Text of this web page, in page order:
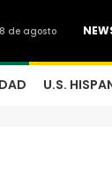
de agosto
U.S.